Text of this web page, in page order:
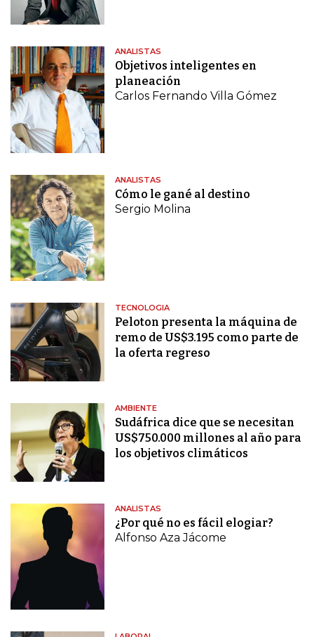
ANALISTAS
Objetivos inteligentes en
planeación
Carlos Fernando Villa Gómez
ANALISTAS
Cómo le gané al destino
Sergio Molina
TECNOLOGIA
Peloton presenta la máquina de
remo de US$3.195 como parte de
la oferta regreso
AMBIENTE
Sudáfrica dice que se necesitan
US$750.000 millones al año para
los objetivos climáticos
ANALISTAS
¿Por qué no es fácil elogiar?
Alfonso Aza Jácome